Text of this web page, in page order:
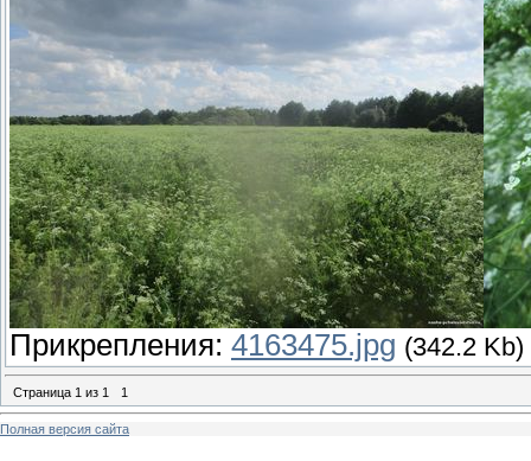
Прикрепления: 4163475.jpg (342.2 Kb)
Страница 1 из 1 1
Полная версия сайта